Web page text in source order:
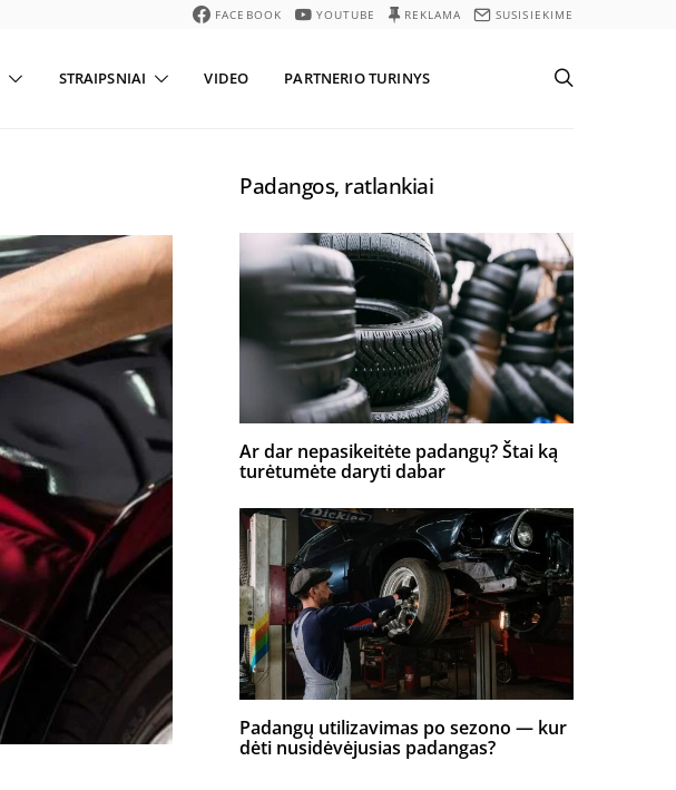
FACEBOOK YOUTUBE REKLAMA SUSISIEKIME
STRAIPSNIAI VIDEO PARTNERIO TURINYS
Padangos, ratlankiai
Ar dar nepasikeitėte padangų? Štai ką
turėtumėte daryti dabar
Padangų utilizavimas po sezono — kur
dėti nusidėvėjusias padangas?